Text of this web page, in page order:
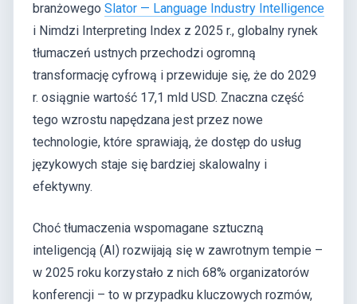
branżowego Slator — Language Industry Intelligence
i Nimdzi Interpreting Index z 2025 r., globalny rynek
tłumaczeń ustnych przechodzi ogromną
transformację cyfrową i przewiduje się, że do 2029
r. osiągnie wartość 17,1 mld USD. Znaczna część
tego wzrostu napędzana jest przez nowe
technologie, które sprawiają, że dostęp do usług
językowych staje się bardziej skalowalny i
efektywny.
Choć tłumaczenia wspomagane sztuczną
inteligencją (AI) rozwijają się w zawrotnym tempie –
w 2025 roku korzystało z nich 68% organizatorów
konferencji – to w przypadku kluczowych rozmów,